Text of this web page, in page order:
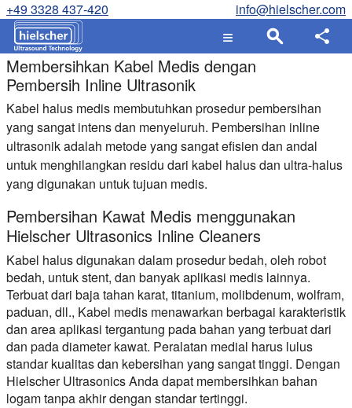
+49 3328 437-420 info@hielscher.com
Membersihkan Kabel Medis dengan
Pembersih Inline Ultrasonik
Kabel halus medis membutuhkan prosedur pembersihan
yang sangat intens dan menyeluruh. Pembersihan inline
ultrasonik adalah metode yang sangat efisien dan andal
untuk menghilangkan residu dari kabel halus dan ultra-halus
yang digunakan untuk tujuan medis.
Pembersihan Kawat Medis menggunakan
Hielscher Ultrasonics Inline Cleaners
Kabel halus digunakan dalam prosedur bedah, oleh robot
bedah, untuk stent, dan banyak aplikasi medis lainnya.
Terbuat dari baja tahan karat, titanium, molibdenum, wolfram,
paduan, dll., Kabel medis menawarkan berbagai karakteristik
dan area aplikasi tergantung pada bahan yang terbuat dari
dan pada diameter kawat. Peralatan medial harus lulus
standar kualitas dan kebersihan yang sangat tinggi. Dengan
Hielscher Ultrasonics Anda dapat membersihkan bahan
logam tanpa akhir dengan standar tertinggi.